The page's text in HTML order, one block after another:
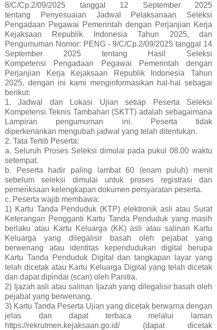
8/C/Cp.2/09/2025 tanggal 12 September 2025
tentang Penyesuaian Jadwal Pelaksanaan Seleksi
Pengadaan Pegawai Pemerintah dengan Perjanjian Kerja
Kejaksaan Republik Indonesia Tahun 2025, dan
Pengumuman Nomor: PENG - 9/C/Cp.2/09/2025 tanggal 14
September 2025 tentang Hasil Seleksi
Kompetensi Pengadaan Pegawai Pemerintah dengan
Perjanjian Kerja Kejaksaan Republik Indonesia Tahun
2025, dengan ini kami menginformasikan hal-hal sebagai
berikut:
1. Jadwal dan Lokasi Ujian setiap Peserta Seleksi
Kompetensi Teknis Tambahan (SKTT) adalah sebagaimana
Lampiran pengumuman ini. Peserta tidak
diperkenankan mengubah jadwal yang telah ditentukan.
2. Tata Tertib Peserta:
a. Seluruh Proses Seleksi dimulai pada pukul 08.00 waktu
setempat.
b. Peserta hadir paling lambat 60 (enam puluh) menit
sebelum seleksi dimulai untuk proses registrasi dan
pemeriksaan kelengkapan dokumen persyaratan peserta.
c. Peserta wajib membawa:
1) Kartu Tanda Penduduk (KTP) elektronik asli atau Surat
Keterangan Pengganti Kartu Tanda Penduduk yang masih
berlaku atau Kartu Keluarga (KK) asli atau salinan Kartu
Keluarga yang dilegalisir basah oleh pejabat yang
berwenang atau identitas kependudukan digital berupa
Kartu Tanda Penduduk Digital dan tangkapan layar yang
telah dicetak atau Kartu Keluarga Digital yang telah dicetak
dan dapat dipindai (scan) oleh Panitia.
2) Ijazah asli atau salinan Ijazah yang dilegalisir basah oleh
pejabat yang berwenang.
3) Kartu Tanda Peserta Ujian yang dicetak berwarna dengan
jelas dan dapat terbaca melalui laman
https://rekrutmen.kejaksaan.go.id/ (dapat dicetak